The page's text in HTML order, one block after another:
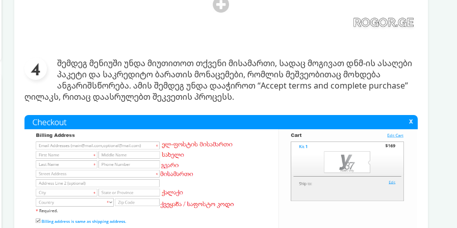
შემდეგ მენიუში უნდა მიუთითოთ თქვენი მისამართი, სადაც მოგივათ დნმ-ის ასაღები
პაკეტი და საკრედიტო ბარათის მონაცემები, რომლის მეშვეობითაც მოხდება
ანგარიშსწორება. ამის შემდეგ უნდა დააჭიროთ “Accept terms and complete purchase”
ღილაკს, რითაც დაასრულებთ შეკვეთის პროცესს.